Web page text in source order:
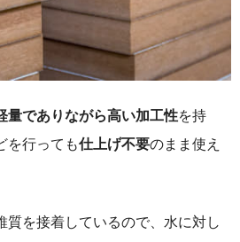
量でありながら高い加工性を持
を行っても仕上げ不要のまま使え
質を接着しているので、水に対し